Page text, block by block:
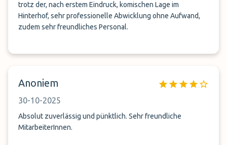
trotz der, nach erstem Eindruck, komischen Lage im
Hinterhof, sehr professionelle Abwicklung ohne Aufwand,
zudem sehr freundliches Personal.
Anoniem
30-10-2025
Absolut zuverlässig und pünktlich. Sehr freundliche
MitarbeiterInnen.